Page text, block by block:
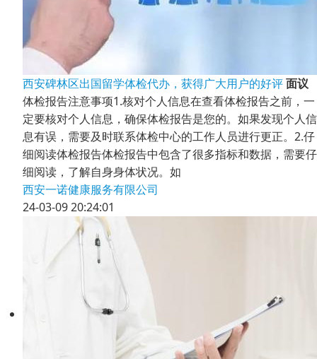
西安碑林区出国留学体检代办，获得广大用户的好评面议
体检报告注意事项1.核对个人信息在查看体检报告之前，一
定要核对个人信息，确保体检报告是您的。如果发现个人信
息有误，需要及时联系体检中心的工作人员进行更正。2.仔
细阅读体检报告体检报告中包含了很多指标和数据，需要仔
细阅读，了解自身身体状况。如
西安一诺健康服务有限公司
24-03-09 20:24:01